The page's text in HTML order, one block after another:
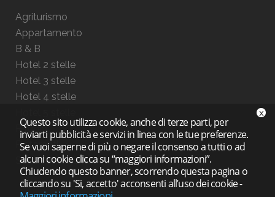
Questo sito utilizza cookie, anche di terze parti, per
inviarti pubblicità e servizi in linea con le tue preferenze.
Se vuoi saperne di più o negare il consenso a tutti o ad
alcuni cookie clicca su “maggiori informazioni”.
Chiudendo questo banner, scorrendo questa pagina o
cliccando su 'Si, accetto' acconsenti all’uso dei cookie-
x
Agriturismo
Appartamento
B & B
Hotel 2 stelle
Hotel 3 stelle
Hotel 4 stelle
Rifugio
Ristoranti
Senza categoria